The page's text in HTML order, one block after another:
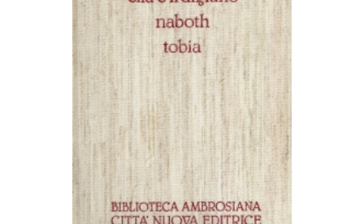
AGGIUNGI AL CARRELLO